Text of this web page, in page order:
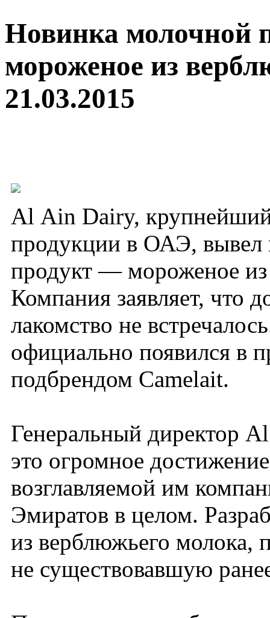
Новинка
мороженое из
21.03.2015
Al Ain Dairy,
продукции в ОАЭ,
продукт — мороженое
Компания заявляет, что
лакомство не
официально появился в
подбрендом Camelait.
Генеральный директор
это огромное
возглавляемой им
Эмиратов в целом.
из верблюжьего молока,
не существовавшую